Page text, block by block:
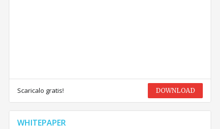
Scaricalo gratis! DOWNLOAD
WHITEPAPER